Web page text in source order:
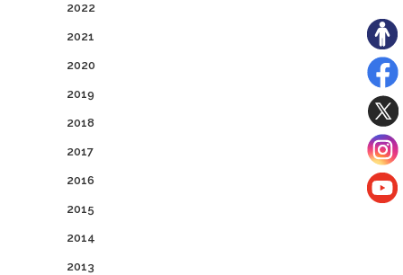
2022
2021
2020
2019
2018
2017
2016
2015
2014
2013